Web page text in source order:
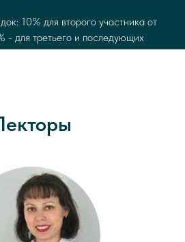
10% для второго участника от
- для третьего и последующих